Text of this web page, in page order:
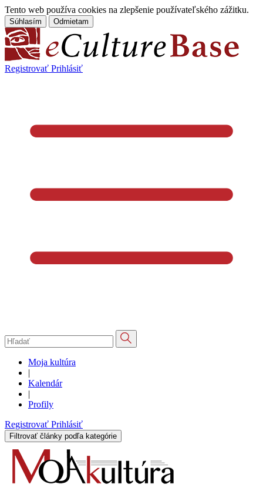
Tento web používa cookies na zlepšenie používateľského zážitku.
Súhlasím Odmietam
Registrovať Prihlásiť
Moja kultúra
|
Kalendár
|
Profily
Registrovať Prihlásiť
Filtrovať články podľa kategórie